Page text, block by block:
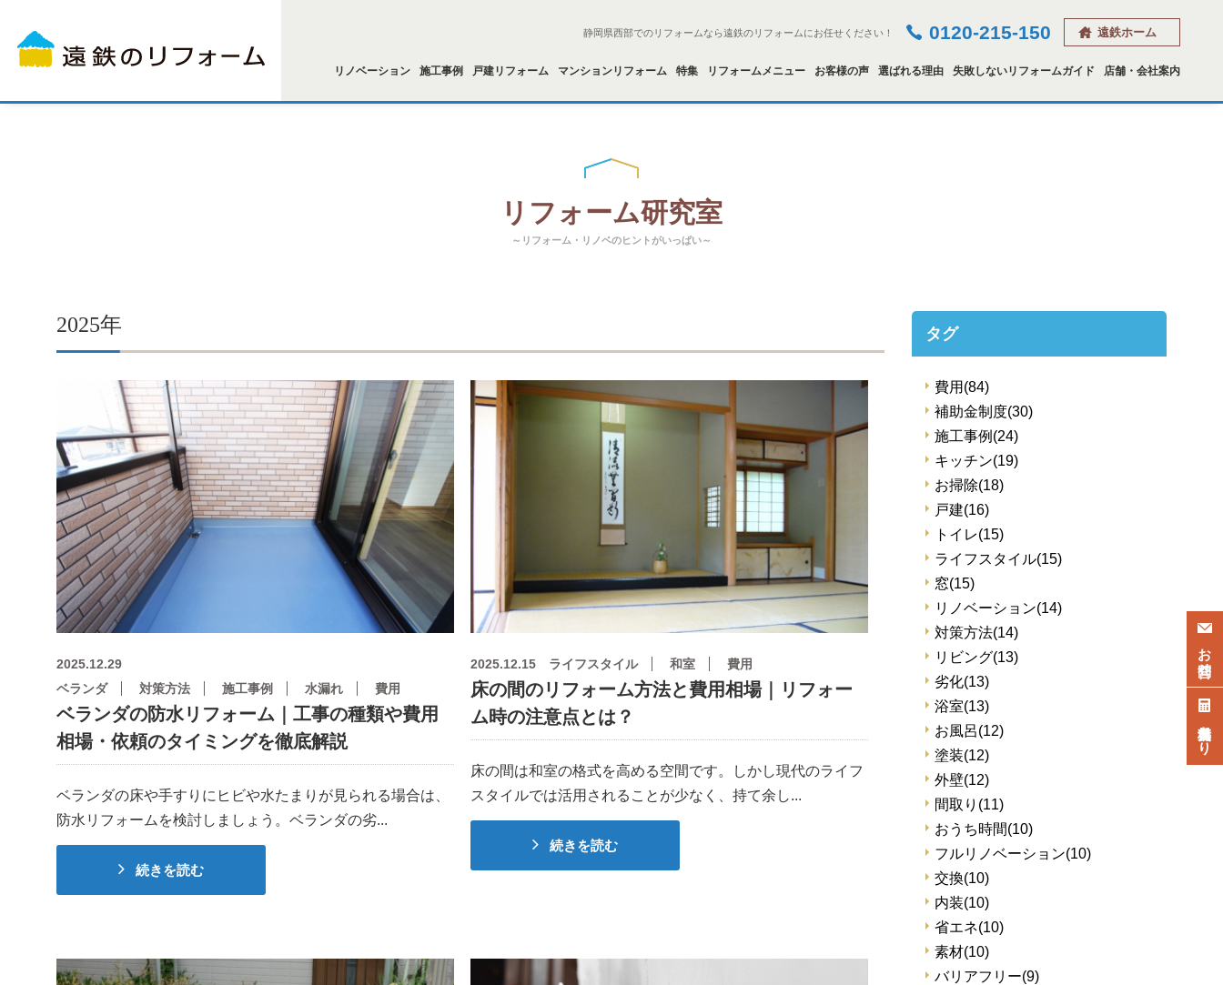
静岡県西部でのリフォームなら遠鉄のリフォームにお任せください！ 0120-215-150 遠鉄ホーム
リノベーション 施工事例 戸建リフォーム マンションリフォーム 特集 リフォームメニュー お客様の声 選ばれる理由 失敗しないリフォームガイド 店舗・会社案内
リフォーム研究室
～リフォーム・リノベのヒントがいっぱい～
タグ
費用 (84)
補助金制度(30)
施工事例 (24)
キッチン(19)
お掃除(18)
戸建(16)
トイレ(15)
ライフスタイル(15)
窓(15)
リノベーション(14)
対策方法(14)
リビング(13)
劣化(13)
浴室(13)
お風呂(12)
塗装(12)
外壁(12)
間取り (11)
おうち時間(10)
フルリノベーション(10)
交換(10)
内装(10)
省エネ(10)
素材(10)
バリアフリー(9)
2025年
2025.12.29
ベランダ
対策方法 施工事例 水漏れ 費用
ベランダの防水リフォーム｜工事の種類や費用
相場・依頼のタイミングを徹底解説
ベランダの床や手すりにヒビや水たまりが見られる場合は、
防水リフォームを検討しましょう。ベランダの劣...
続きを読む
2025.12.15 ライフスタイル 和室 費用
床の間のリフォーム方法と費用相場｜リフォー
ム時の注意点とは？
床の間は和室の格式を高める空間です。しかし現代のライフ
スタイルでは活用されることが少なく、持て余し...
続きを読む
お問合せ
無料見積もり